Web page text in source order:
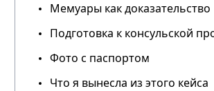
Мемуары как доказательство
Подготовка к консульской
Фото с паспортом
Что я вынесла из этого кейса